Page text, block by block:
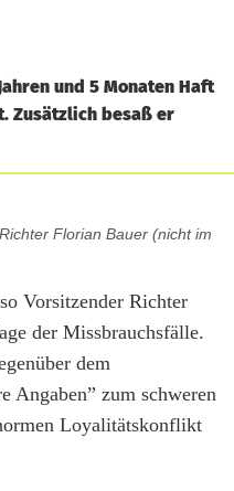
und 5 Monaten Haft
Zusätzlich besaß er
Florian Bauer (nicht im
Vorsitzender Richter
der Missbrauchsfälle.
dem
Angaben” zum schweren
Loyalitätskonflikt